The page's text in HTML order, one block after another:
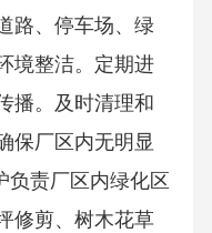
路、停车场、绿
境整洁。定期进
播。及时清理和
保厂区内无明显
负责厂区内绿化区
修剪、树木花草